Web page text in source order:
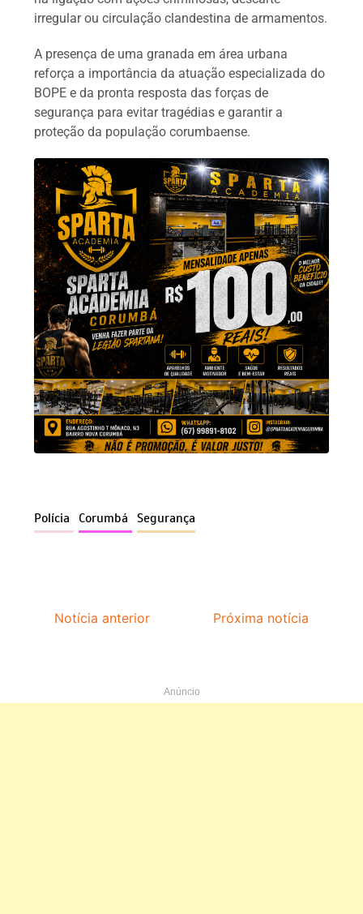
irregular ou circulação clandestina de armamentos.
A presença de uma granada em área urbana
reforça a importância da atuação especializada do
BOPE e da pronta resposta das forças de
segurança para evitar tragédias e garantir a
proteção da população corumbaense.
Polícia Corumbá Segurança
Notícia anterior Próxima notícia
Anúncio